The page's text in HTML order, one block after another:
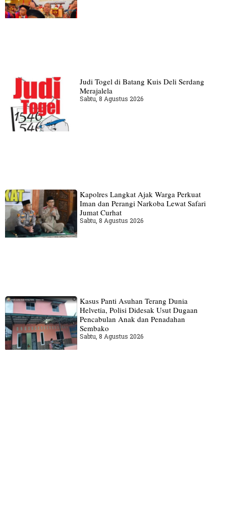
Judi Togel di Batang Kuis Deli Serdang
Merajalela
Sabtu, 8 Agustus 2026
Kapolres Langkat Ajak Warga Perkuat
Iman dan Perangi Narkoba Lewat Safari
Jumat Curhat
Sabtu, 8 Agustus 2026
Kasus Panti Asuhan Terang Dunia
Helvetia, Polisi Didesak Usut Dugaan
Pencabulan Anak dan Penadahan
Sembako
Sabtu, 8 Agustus 2026